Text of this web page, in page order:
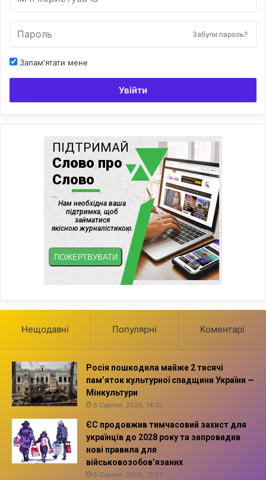
Забули пароль?
Запам'ятати мене
Увійти
Нещодавні Популярні Коментарі
Росія пошкодила майже 2 тисячі
пам’яток культурної спадщини України —
Мінкультури
6 Серпня, 2026, 14:10
ЄС продовжив тимчасовий захист для
українців до 2028 року та запровадив
нові правила для
військовозобов’язаних
6 Серпня, 2026, 13:57